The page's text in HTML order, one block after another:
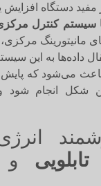
دستگاه افزایش
کنترل مرکزی:
مرکزی،
داده‌ها به این
می‌شود که پایش
شکل انجام شود و
و